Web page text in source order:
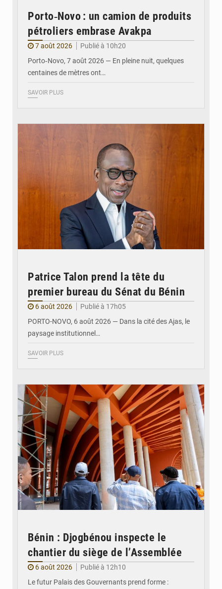
Porto‑Novo : un camion de produits
pétroliers embrase Avakpa
7 août 2026
Publié à 10h20
Porto‑Novo, 7 août 2026 — En pleine nuit, quelques
centaines de mètres ont…
SAVOIR PLUS
Patrice Talon prend la tête du
premier bureau du Sénat du Bénin
6 août 2026
Publié à 17h05
PORTO-NOVO, 6 août 2026 — Dans la cité des Ajas, le
paysage institutionnel…
SAVOIR PLUS
Bénin : Djogbénou inspecte le
chantier du siège de l’Assemblée
6 août 2026
Publié à 12h10
Le futur Palais des Gouvernants prend forme :